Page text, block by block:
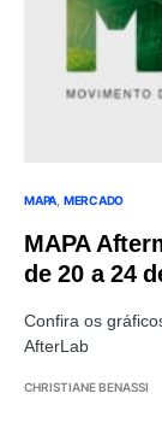
MAPA MERCADO
MAPA
de 20 a 24
Confira os
AfterLab
CHRISTIANE BENASSI